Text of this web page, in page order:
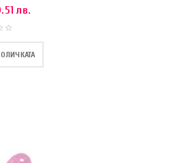
лв.